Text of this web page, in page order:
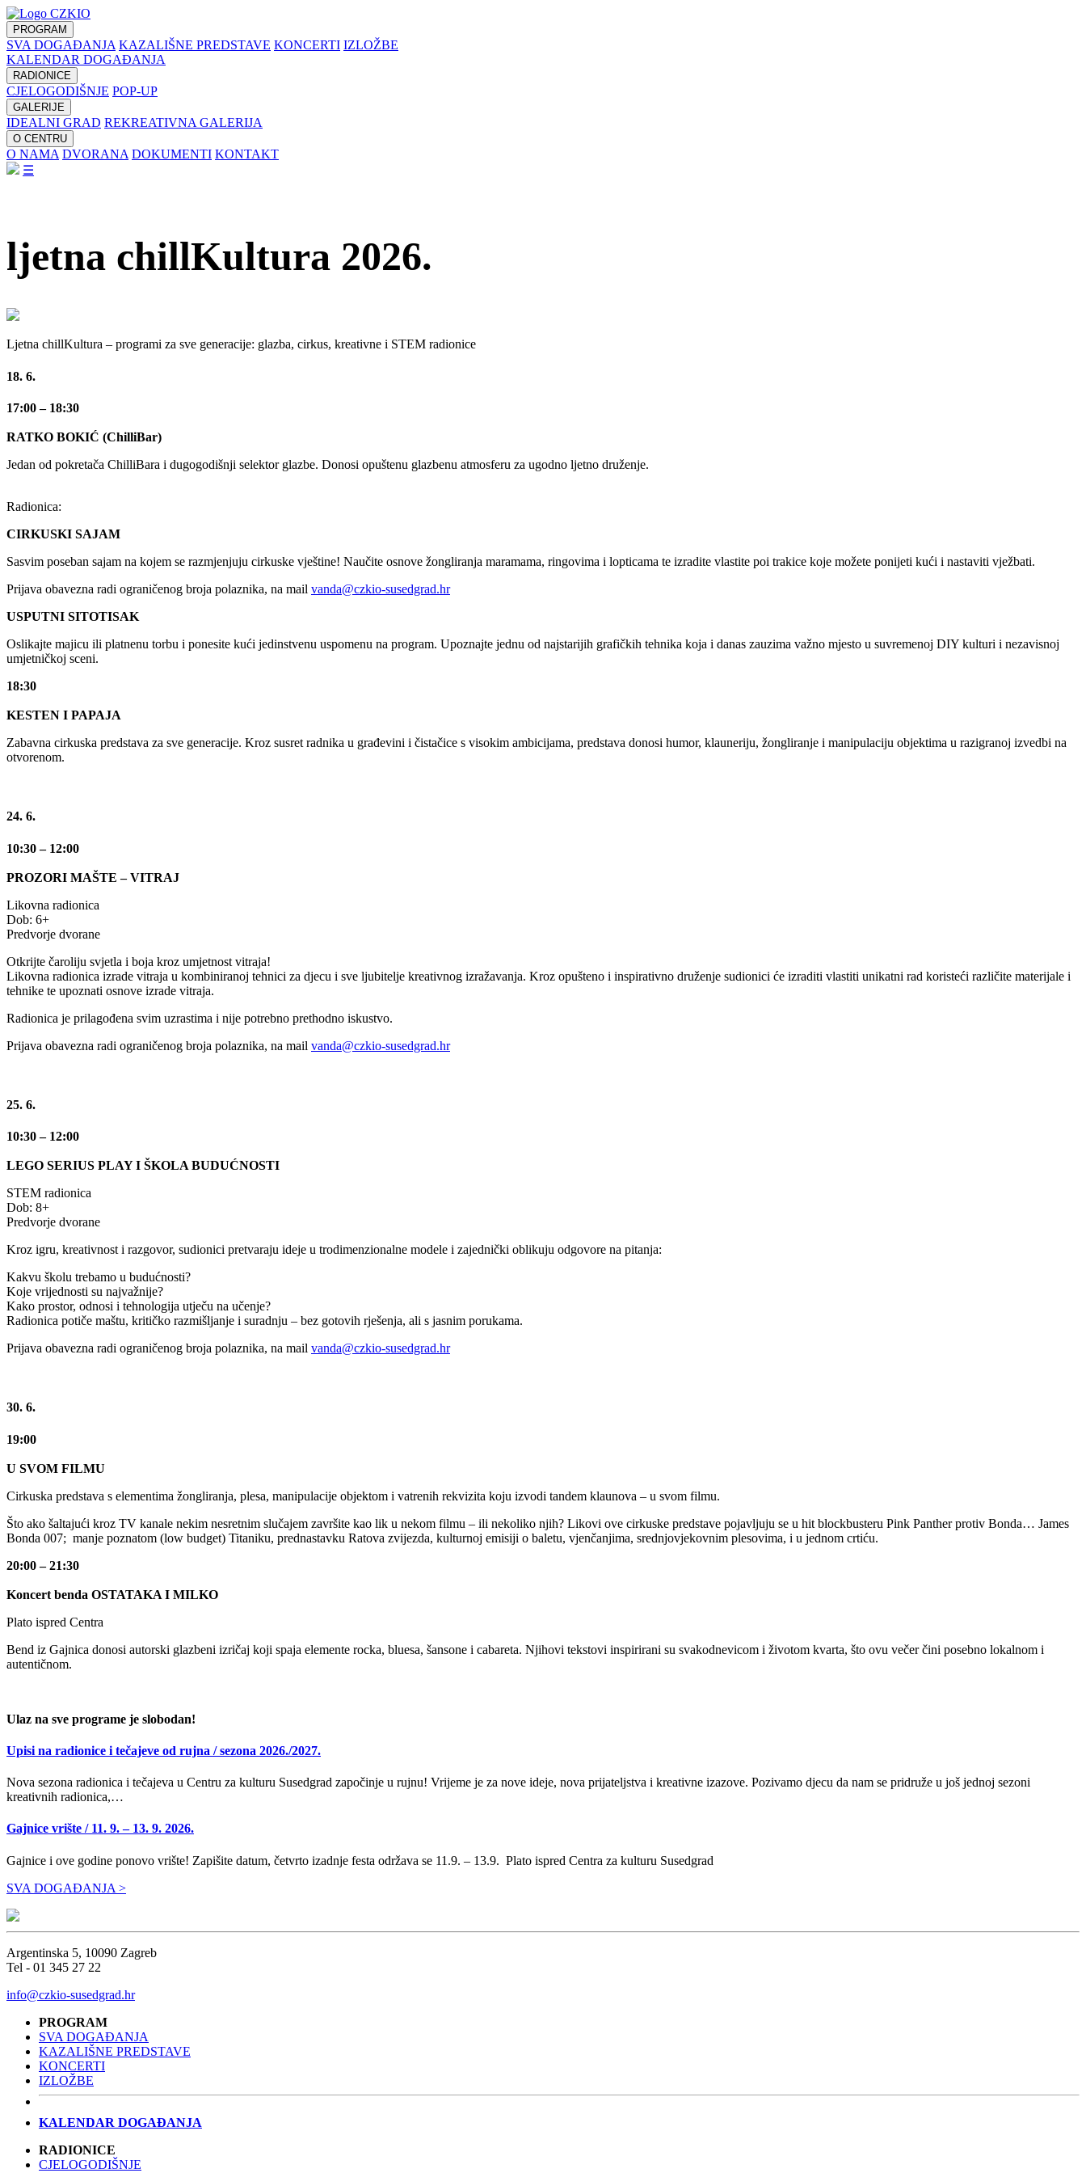
PROGRAM
SVA DOGAĐANJA KAZALIŠNE PREDSTAVE KONCERTI IZLOŽBE
KALENDAR DOGAĐANJA
RADIONICE
CJELOGODIŠNJE POP-UP
GALERIJE
IDEALNI GRAD REKREATIVNA GALERIJA
O CENTRU
O NAMA DVORANA DOKUMENTI KONTAKT
☰
ljetna chillKultura 2026.
Ljetna chillKultura – programi za sve generacije: glazba, cirkus, kreativne i STEM radionice
18. 6.
17:00 – 18:30
RATKO BOKIĆ (ChilliBar)
Jedan od pokretača ChilliBara i dugogodišnji selektor glazbe. Donosi opuštenu glazbenu atmosferu za ugodno ljetno druženje.
Radionica:
CIRKUSKI SAJAM
Sasvim poseban sajam na kojem se razmjenjuju cirkuske vještine! Naučite osnove žongliranja maramama, ringovima i lopticama te izradite vlastite poi trakice koje možete ponijeti kući i nastaviti vježbati.
Prijava obavezna radi ograničenog broja polaznika, na mail vanda@czkio-susedgrad.hr
USPUTNI SITOTISAK
Oslikajte majicu ili platnenu torbu i ponesite kući jedinstvenu uspomenu na program. Upoznajte jednu od najstarijih grafičkih tehnika koja i danas zauzima važno mjesto u suvremenoj DIY kulturi i nezavisnoj
umjetničkoj sceni.
18:30
KESTEN I PAPAJA
Zabavna cirkuska predstava za sve generacije. Kroz susret radnika u građevini i čistačice s visokim ambicijama, predstava donosi humor, klauneriju, žongliranje i manipulaciju objektima u razigranoj izvedbi na
otvorenom.
24. 6.
10:30 – 12:00
PROZORI MAŠTE – VITRAJ
Likovna radionica
Dob: 6+
Predvorje dvorane
Otkrijte čaroliju svjetla i boja kroz umjetnost vitraja!
Likovna radionica izrade vitraja u kombiniranoj tehnici za djecu i sve ljubitelje kreativnog izražavanja. Kroz opušteno i inspirativno druženje sudionici će izraditi vlastiti unikatni rad koristeći različite materijale i
tehnike te upoznati osnove izrade vitraja.
Radionica je prilagođena svim uzrastima i nije potrebno prethodno iskustvo.
Prijava obavezna radi ograničenog broja polaznika, na mail vanda@czkio-susedgrad.hr
25. 6.
10:30 – 12:00
LEGO SERIUS PLAY I ŠKOLA BUDUĆNOSTI
STEM radionica
Dob: 8+
Predvorje dvorane
Kroz igru, kreativnost i razgovor, sudionici pretvaraju ideje u trodimenzionalne modele i zajednički oblikuju odgovore na pitanja:
Kakvu školu trebamo u budućnosti?
Koje vrijednosti su najvažnije?
Kako prostor, odnosi i tehnologija utječu na učenje?
Radionica potiče maštu, kritičko razmišljanje i suradnju – bez gotovih rješenja, ali s jasnim porukama.
Prijava obavezna radi ograničenog broja polaznika, na mail vanda@czkio-susedgrad.hr
30. 6.
19:00
U SVOM FILMU
Cirkuska predstava s elementima žongliranja, plesa, manipulacije objektom i vatrenih rekvizita koju izvodi tandem klaunova – u svom filmu.
Što ako šaltajući kroz TV kanale nekim nesretnim slučajem završite kao lik u nekom filmu – ili nekoliko njih? Likovi ove cirkuske predstave pojavljuju se u hit blockbusteru Pink Panther protiv Bonda… James
Bonda 007; manje poznatom (low budget) Titaniku, prednastavku Ratova zvijezda, kulturnoj emisiji o baletu, vjenčanjima, srednjovjekovnim plesovima, i u jednom crtiću.
20:00 – 21:30
Koncert benda OSTATAKA I MILKO
Plato ispred Centra
Bend iz Gajnica donosi autorski glazbeni izričaj koji spaja elemente rocka, bluesa, šansone i cabareta. Njihovi tekstovi inspirirani su svakodnevicom i životom kvarta, što ovu večer čini posebno lokalnom i
autentičnom.
Ulaz na sve programe je slobodan!
Upisi na radionice i tečajeve od rujna / sezona 2026./2027.
Nova sezona radionica i tečajeva u Centru za kulturu Susedgrad započinje u rujnu! Vrijeme je za nove ideje, nova prijateljstva i kreativne izazove. Pozivamo djecu da nam se pridruže u još jednoj sezoni
kreativnih radionica,…
Gajnice vrište / 11. 9. – 13. 9. 2026.
Gajnice i ove godine ponovo vrište! Zapišite datum, četvrto izadnje festa održava se 11.9. – 13.9. Plato ispred Centra za kulturu Susedgrad
SVA DOGAĐANJA >
Argentinska 5, 10090 Zagreb
Tel - 01 345 27 22
info@czkio-susedgrad.hr
PROGRAM
SVA DOGAĐANJA
KAZALIŠNE PREDSTAVE
KONCERTI
IZLOŽBE
KALENDAR DOGAĐANJA
RADIONICE
CJELOGODIŠNJE